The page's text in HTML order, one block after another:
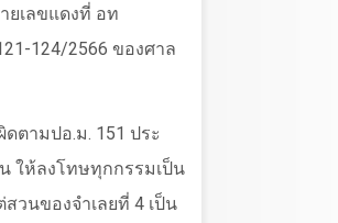
เลขแดงที่ อท
124/2566 ของศาล
ตามปอ.ม. 151 ประ
ให้ลงโทษทุกกรรมเป็น
วนของจำเลยที่ 4 เป็น